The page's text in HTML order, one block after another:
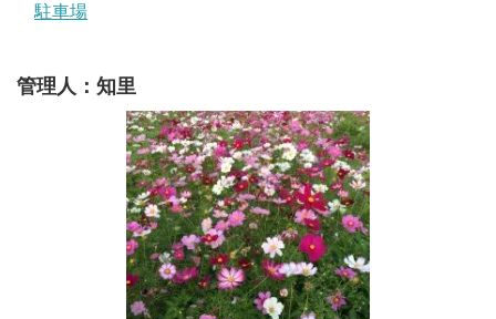
駐車場
管理人：知里